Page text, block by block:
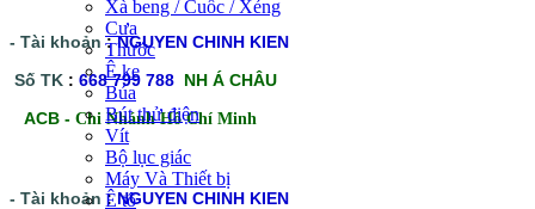
Xà beng / Cuốc / Xẻng
Cưa
Thước
Ê ke
Búa
Bút thử điện
Vít
Bộ lục giác
Máy Và Thiết bị
Ê tô
- Tài khoản :NGUYEN CHINH KIEN
Số TK : 668 799 788 NH Á CHÂU
ACB - Chi Nhánh Hồ Chí Minh
- Tài khoản :NGUYEN CHINH KIEN